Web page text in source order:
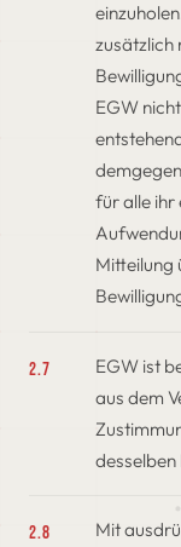
zusätzlich
EGW
für alle ihr
Mitteilung
2.7
EGW ist
aus dem
2.8
Mit